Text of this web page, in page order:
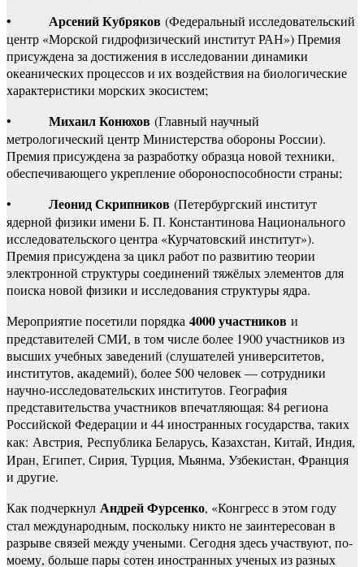
• Арсений Кубряков (Федеральный исследовательский
центр «Морской гидрофизический институт РАН») Премия
присуждена за достижения в исследовании динамики
океанических процессов и их воздействия на биологические
характеристики морских экосистем;
• Михаил Конюхов (Главный научный
метрологический центр Министерства обороны России).
Премия присуждена за разработку образца новой техники,
обеспечивающего укрепление обороноспособности страны;
• Леонид Скрипников (Петербургский институт
ядерной физики имени Б. П. Константинова Национального
исследовательского центра «Курчатовский институт»).
Премия присуждена за цикл работ по развитию теории
электронной структуры соединений тяжёлых элементов для
поиска новой физики и исследования структуры ядра.
Мероприятие посетили порядка 4000 участников и
представителей СМИ, в том числе более 1900 участников из
высших учебных заведений (слушателей университетов,
институтов, академий), более 500 человек — сотрудники
научно-исследовательских институтов. География
представительства участников впечатляющая: 84 региона
Российской Федерации и 44 иностранных государства, таких
как: Австрия, Республика Беларусь, Казахстан, Китай, Индия,
Иран, Египет, Сирия, Турция, Мьянма, Узбекистан, Франция
и другие.
Как подчеркнул Андрей Фурсенко, «Конгресс в этом году
стал международным, поскольку никто не заинтересован в
разрыве связей между учеными. Сегодня здесь участвуют, по-
моему, больше пары сотен иностранных ученых из разных